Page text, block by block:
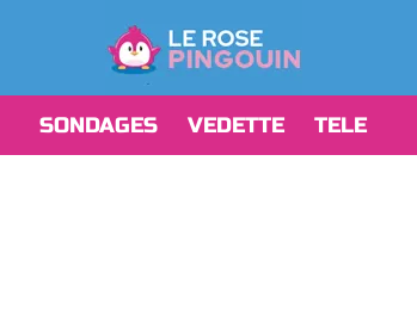
SONDAGES VEDETTE TELE